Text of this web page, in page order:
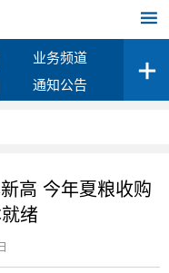
业务频道
通知公告
高 今年夏粮收购
绪